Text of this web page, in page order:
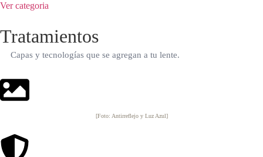
Ver categoria
Tratamientos
Capas y tecnologías que se agregan a tu lente.
[Foto: Antirreflejo y Luz Azul]